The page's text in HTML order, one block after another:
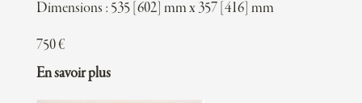
Dimensions : 535 [602] mm x 357 [416] mm
750€
En savoir plus